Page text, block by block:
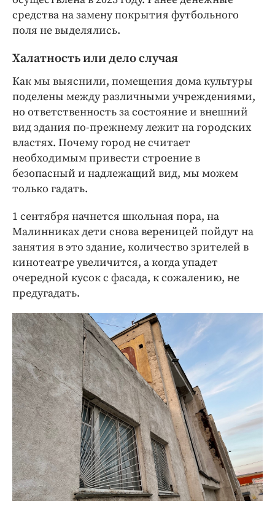
средства на замену покрытия футбольного
поля не выделялись.
Халатность или дело случая
Как мы выяснили, помещения дома культуры
поделены между различными учреждениями,
но ответственность за состояние и внешний
вид здания по-прежнему лежит на городских
властях. Почему город не считает
необходимым привести строение в
безопасный и надлежащий вид, мы можем
только гадать.
1 сентября начнется школьная пора, на
Малинниках дети снова вереницей пойдут на
занятия в это здание, количество зрителей в
кинотеатре увеличится, а когда упадет
очередной кусок с фасада, к сожалению, не
предугадать.